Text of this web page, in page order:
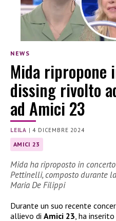
NEWS
Mida ripropone
dissing rivolto
ad Amici 23
LEILA |4 DICEMBRE 2024
AMICI 23
Mida ha riproposto in
Pettinelli, composto durante
Maria De Filippi
Durante un suo recente
allievo di Amici 23, ha